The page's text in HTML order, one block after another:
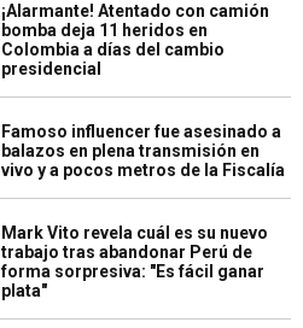
¡Alarmante! Atentado con camión
bomba deja 11 heridos en
Colombia a días del cambio
presidencial
Famoso influencer fue asesinado a
balazos en plena transmisión en
vivo y a pocos metros de la Fiscalía
Mark Vito revela cuál es su nuevo
trabajo tras abandonar Perú de
forma sorpresiva: "Es fácil ganar
plata"